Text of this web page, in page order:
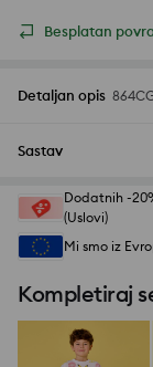
Besplatan
Detaljan opis
Sastav
Dodatnih -
(Uslovi)
Mi smo iz
Kompletiraj